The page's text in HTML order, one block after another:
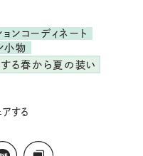
ンコーディネート
小物
る春から夏の装い
する